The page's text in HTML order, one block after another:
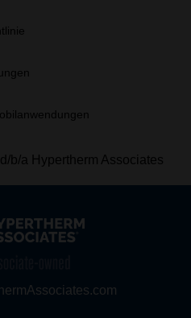
b/a Hypertherm Associates